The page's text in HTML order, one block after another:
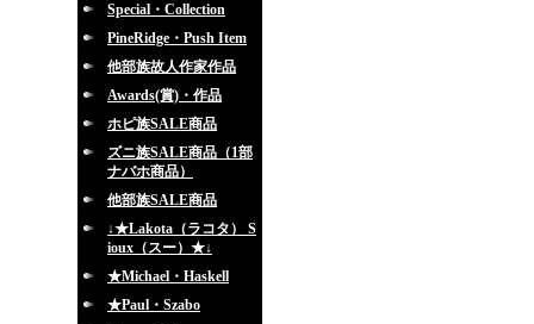
Special・Collection
PineRidge・Push Item
他部族故人作家作品
Awards(賞)・作品
ホピ族SALE商品
ズニ族SALE商品（1部
ナバホ商品）
他部族SALE商品
↓★Lakota（ラコタ） S
ioux（スー）★↓
★Michael・Haskell
★Paul・Szabo